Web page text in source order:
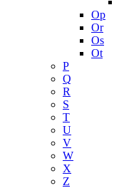
Op
Or
Os
Ot
P
Q
R
S
T
U
V
W
X
Z